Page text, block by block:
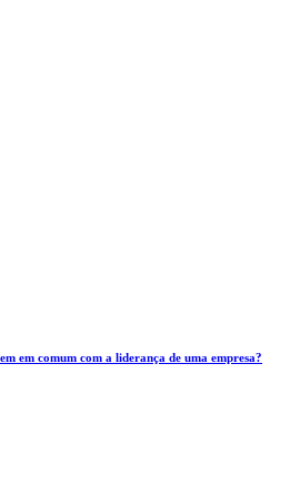
em comum com a liderança de uma empresa?